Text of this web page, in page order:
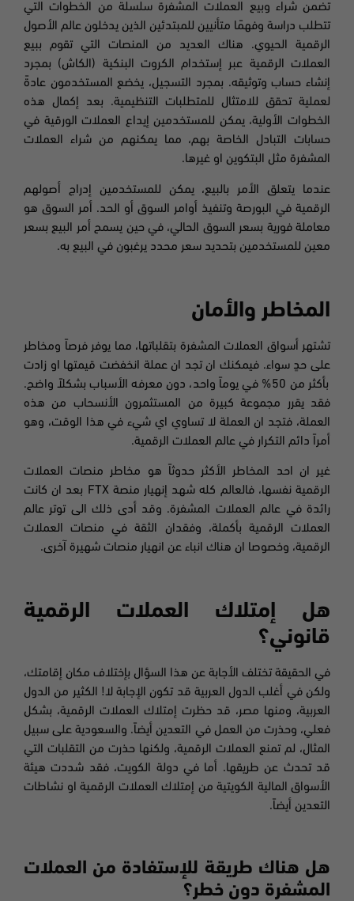
تضمن شراء وبيع العملات المشفرة سلسلة من الخطوات التي
تتطلب دراسة وفهمًا متأنيين للمبتدئين الذين يدخلون عالم الأصول
الرقمية الحيوي. هناك العديد من المنصات التي تقوم ببيع
العملات الرقمية عبر إستخدام الكروت البنكية (الكاش) بمجرد
إنشاء حساب وتوثيقه. بمجرد التسجيل، يخضع المستخدمون عادةً
لعملية تحقق للامتثال للمتطلبات التنظيمية. بعد إكمال هذه
الخطوات الأولية، يمكن للمستخدمين إيداع العملات الورقية في
حسابات التبادل الخاصة بهم، مما يمكنهم من شراء العملات
المشفرة مثل البتكوين او غيرها.
عندما يتعلق الأمر بالبيع، يمكن للمستخدمين إدراج أصولهم
الرقمية في البورصة وتنفيذ أوامر السوق أو الحد. أمر السوق هو
معاملة فورية بسعر السوق الحالي، في حين يسمح أمر البيع بسعر
معين للمستخدمين بتحديد سعر محدد يرغبون في البيع به.
المخاطر والأمان
تشتهر أسواق العملات المشفرة بتقلباتها، مما يوفر فرصاً ومخاطر
على حدٍ سواء. فيمكنك ان تجد ان عملة انخفضت قيمتها او زادت
بأكثر من 50% في يوماً واحد، دون معرفه الأسباب بشكلاً واضح.
فقد يقرر مجموعة كبيرة من المستثمرون الأنسحاب من هذه
العملة، فتجد ان العملة لا تساوي اي شيء في هذا الوقت، وهو
أمراً دائم التكرار في عالم العملات الرقمية.
غير ان احد المخاطر الأكثر حدوثاً هو مخاطر منصات العملات
الرقمية نفسها، فالعالم كله شهد إنهيار منصة FTX بعد ان كانت
رائدة في عالم العملات المشفرة. وقد أدى ذلك الى توتر عالم
العملات الرقمية بأكملة، وفقدان الثقة في منصات العملات
الرقمية، وخصوصا ان هناك انباء عن انهيار منصات شهيرة آخرى.
هل إمتلاك العملات الرقمية
قانوني؟
في الحقيقة تختلف الأجابة عن هذا السؤال بإختلاف مكان إقامتك،
ولكن في أغلب الدول العربية قد تكون الإجابة لا! الكثير من الدول
العربية، ومنها مصر، قد حظرت إمتلاك العملات الرقمية، بشكل
فعلي، وحذرت من العمل في التعدين أيضاً. والسعودية على سبيل
المثال، لم تمنع العملات الرقمية، ولكنها حذرت من التقلبات التي
قد تحدث عن طريقها. أما في دولة الكويت، فقد شددت هيئة
الأسواق المالية الكويتية من إمتلاك العملات الرقمية او نشاطات
التعدين أيضاً.
هل هناك طريقة للإستفادة من العملات
المشفرة دون خطر؟